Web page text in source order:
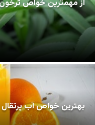
از مهمترین خواص
بهترین خواص آب پرتقال